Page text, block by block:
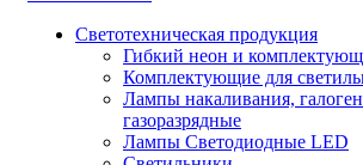
Светотехническая продукция
Гибкий неон и
Комплектующие для
Лампы накаливания,
газоразрядные
Лампы Светодиодные LED